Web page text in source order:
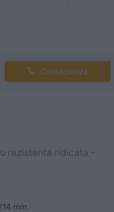
Contactează
rezistenta ridicata -
mm.